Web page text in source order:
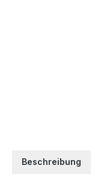
Beschreibung